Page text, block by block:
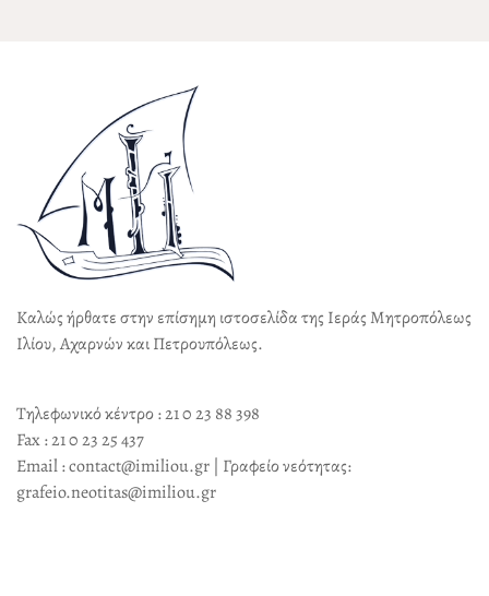
Καλώς ήρθατε στην επίσημη ιστοσελίδα της Ιεράς Μητροπόλεως
Ιλίου, Αχαρνών και Πετρουπόλεως.
Τηλεφωνικό κέντρο : 21 0 23 88 398
Fax : 21 0 23 25 437
Email : contact@imiliou.gr | Γραφείο νεότητας:
grafeio.neotitas@imiliou.gr